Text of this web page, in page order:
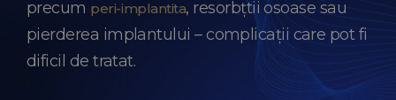
precum peri-implantita, resorbțtii osoase sau
pierderea implantului – complicații care pot fi
dificil de tratat.